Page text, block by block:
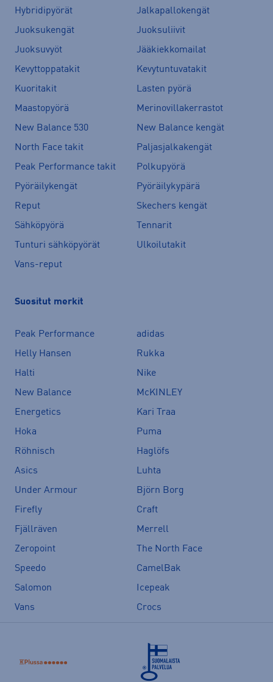
Hybridipyörät
Jalkapallokengät
Juoksukengät
Juoksuliivit
Juoksuvyöt
Jääkiekkomailat
Kevyttoppatakit
Kevytuntuvatakit
Kuoritakit
Lasten pyörä
Maastopyörä
Merinovillakerrastot
New Balance 530
New Balance kengät
North Face takit
Paljasjalkakengät
Peak Performance takit
Polkupyörä
Pyöräilykengät
Pyöräilykypärä
Reput
Skechers kengät
Sähköpyörä
Tennarit
Tunturi sähköpyörät
Ulkoilutakit
Vans-reput
Suositut merkit
Peak Performance
adidas
Helly Hansen
Rukka
Halti
Nike
New Balance
McKINLEY
Energetics
Kari Traa
Hoka
Puma
Röhnisch
Haglöfs
Asics
Luhta
Under Armour
Björn Borg
Firefly
Craft
Fjällräven
Merrell
Zeropoint
The North Face
Speedo
CamelBak
Salomon
Icepeak
Vans
Crocs